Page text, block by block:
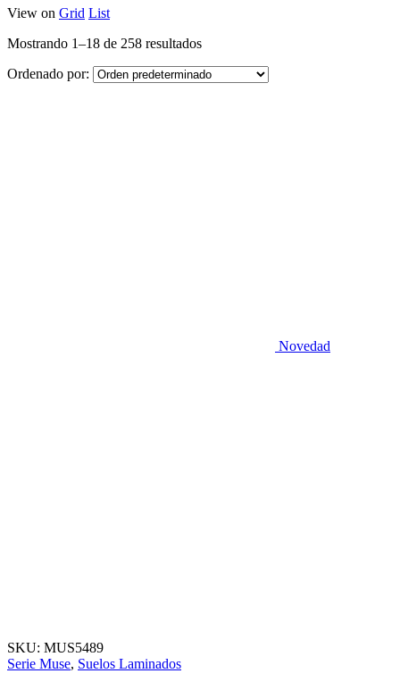
View on Grid List
Mostrando 1–18 de 258 resultados
Ordenado por:
Novedad
SKU: MUS5489
Serie Muse, Suelos Laminados